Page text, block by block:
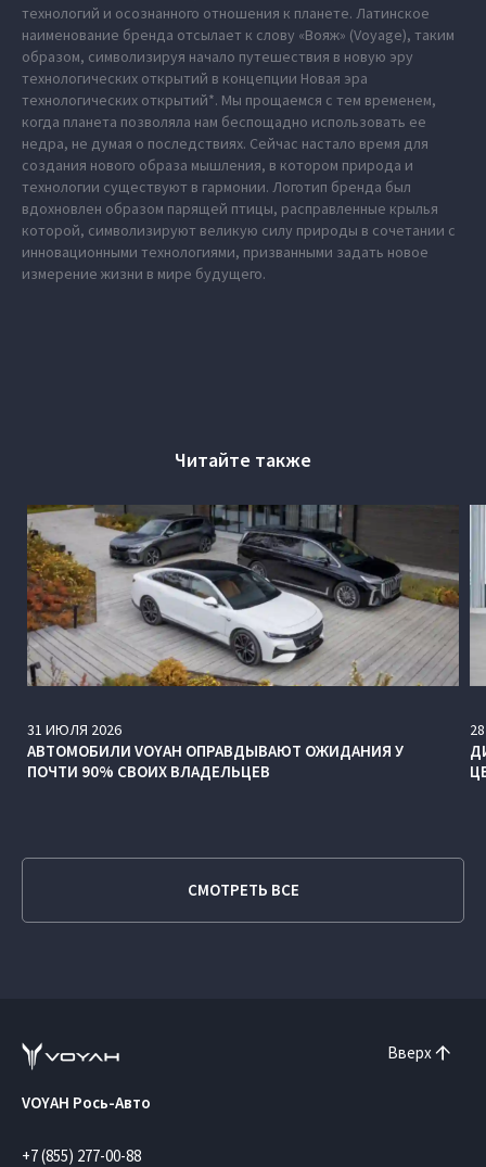
технологий и осознанного отношения к планете. Латинское
наименование бренда отсылает к слову «Вояж» (Voyage), таким
образом, символизируя начало путешествия в новую эру
технологических открытий в концепции Новая эра
технологических открытий*. Мы прощаемся с тем временем,
когда планета позволяла нам беспощадно использовать ее
недра, не думая о последствиях. Сейчас настало время для
создания нового образа мышления, в котором природа и
технологии существуют в гармонии. Логотип бренда был
вдохновлен образом парящей птицы, расправленные крылья
которой, символизируют великую силу природы в сочетании с
инновационными технологиями, призванными задать новое
измерение жизни в мире будущего.
Читайте также
31 ИЮЛЯ 2026
АВТОМОБИЛИ VOYAH ОПРАВДЫВАЮТ ОЖИДАНИЯ У
ПОЧТИ 90% СВОИХ ВЛАДЕЛЬЦЕВ
28
СМОТРЕТЬ ВСЕ
Вверх
VOYAH Рось-Авто
+7 (855) 277-00-88